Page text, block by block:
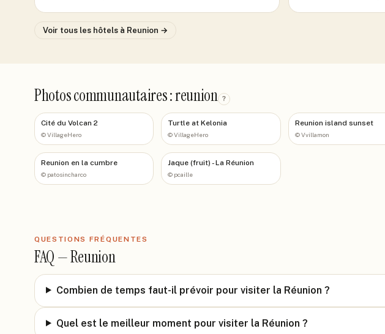
Voir tous les hôtels à Reunion →
Photos communautaires : reunion ?
Cité du Volcan 2
©VillageHero
Turtle at Kelonia
©VillageHero
Reunion island sunset
©Vvillamon
Reunion en la cumbre
© patosincharco
Jaque (fruit) - La Réunion
© pcaille
QUESTIONS FRÉQUENTES
FAQ —Reunion
Combien de temps faut-il prévoir pour visiter la Réunion ?
Quel est le meilleur moment pour visiter la Réunion ?